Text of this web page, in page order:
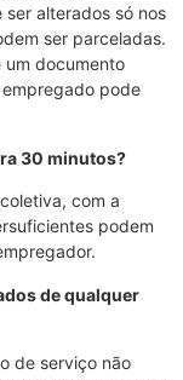
alterados só nos
ser parceladas.
um documento
pode
30 minutos?
com a
podem
de qualquer
de serviço não